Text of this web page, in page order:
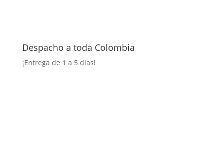
Despacho a toda Colombia
¡Entrega de 1 a 5 días!